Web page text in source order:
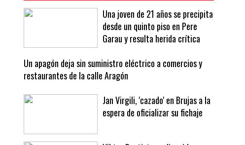
desde un quinto piso en Pere
Garau y resulta herida crítica
Un apagón deja sin suministro eléctrico a comercios y
restaurantes de la calle Aragón